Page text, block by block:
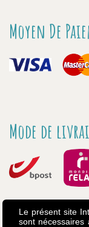
Moyen De
Mode de
Le présent site
sont nécessaires